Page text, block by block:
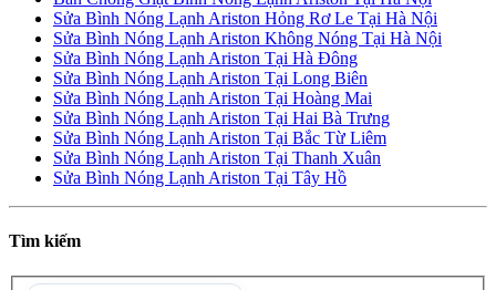
Sửa Bình Nóng Lạnh Ariston Hỏng Rơ Le Tại Hà Nội
Sửa Bình Nóng Lạnh Ariston Không Nóng Tại Hà Nội
Sửa Bình Nóng Lạnh Ariston Tại Hà Đông
Sửa Bình Nóng Lạnh Ariston Tại Long Biên
Sửa Bình Nóng Lạnh Ariston Tại Hoàng Mai
Sửa Bình Nóng Lạnh Ariston Tại Hai Bà Trưng
Sửa Bình Nóng Lạnh Ariston Tại Bắc Từ Liêm
Sửa Bình Nóng Lạnh Ariston Tại Thanh Xuân
Sửa Bình Nóng Lạnh Ariston Tại Tây Hồ
Tìm kiếm